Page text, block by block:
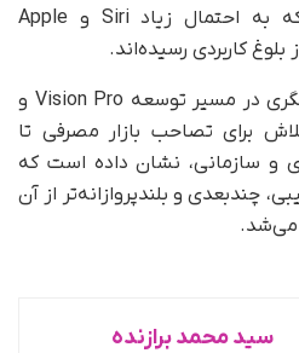
۲۰۲۶ عرضه شوند، زمانی که به احتمال زیاد Siri و Apple
در مجموع، شرکت اپل با بازنگری در مسیر توسعه Vision Pro و
برای تصاحب بازار مصرفی تا
سازمانی، نشان داده است که
چندبعدی و بلندپروازانه‌تر از آن
می‌شد.
سید محمد برازنده